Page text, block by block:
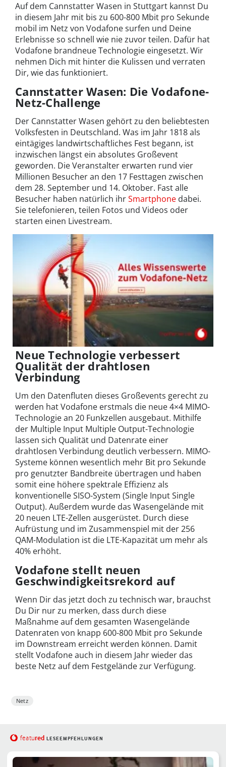
Auf dem Cannstatter Wasen in Stuttgart kannst Du
in diesem Jahr mit bis zu 600-800 Mbit pro Sekunde
mobil im Netz von Vodafone surfen und Deine
Erlebnisse so schnell wie nie zuvor teilen. Dafür hat
Vodafone brandneue Technologie eingesetzt. Wir
nehmen Dich mit hinter die Kulissen und verraten
Dir, wie das funktioniert.
Cannstatter Wasen: Die Vodafone-
Netz-Challenge
Der Cannstatter Wasen gehört zu den beliebtesten
Volksfesten in Deutschland. Was im Jahr 1818 als
eintägiges landwirtschaftliches Fest begann, ist
inzwischen längst ein absolutes Großevent
geworden. Die Veranstalter erwarten rund vier
Millionen Besucher an den 17 Festtagen zwischen
dem 28. September und 14. Oktober. Fast alle
Besucher haben natürlich ihrSmartphone dabei.
Sie telefonieren, teilen Fotos und Videos oder
starten einen Livestream.
Neue Technologie verbessert
Qualität der drahtlosen
Verbindung
Um den Datenfluten dieses Großevents gerecht zu
werden hat Vodafone erstmals die neue 4×4 MIMO-
Technologie an 20 Funkzellen ausgebaut. Mithilfe
der Multiple Input Multiple Output-Technologie
lassen sich Qualität und Datenrate einer
drahtlosen Verbindung deutlich verbessern. MIMO-
Systeme können wesentlich mehr Bit pro Sekunde
pro genutzter Bandbreite übertragen und haben
somit eine höhere spektrale Effizienz als
konventionelle SISO-System (Single Input Single
Output). Außerdem wurde das Wasengelände mit
20 neuen LTE-Zellen ausgerüstet. Durch diese
Aufrüstung und im Zusammenspiel mit der 256
QAM-Modulation ist die LTE-Kapazität um mehr als
40% erhöht.
Vodafone stellt neuen
Geschwindigkeitsrekord auf
Wenn Dir das jetzt doch zu technisch war, brauchst
Du Dir nur zu merken, dass durch diese
Maßnahme auf dem gesamten Wasengelände
Datenraten von knapp 600-800 Mbit pro Sekunde
im Downstream erreicht werden können. Damit
stellt Vodafone auch in diesem Jahr wieder das
beste Netz auf dem Festgelände zur Verfügung.
Netz
featured LESEEMPFEHLUNGEN